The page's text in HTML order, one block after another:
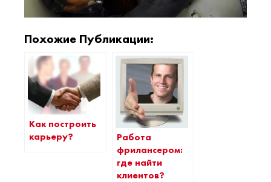
Похожие Публикации:
Как построить
карьеру?
Работа
фрилансером:
где найти
клиентов?